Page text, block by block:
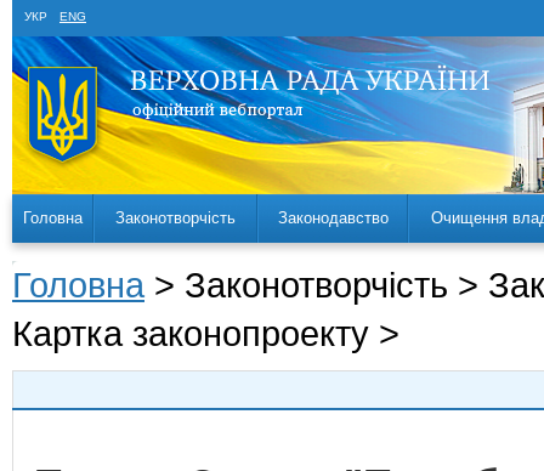
УКР ENG
Головна Законотворчість Законодавство Очищення
Головна > Законотворчість >
Картка законопроекту >